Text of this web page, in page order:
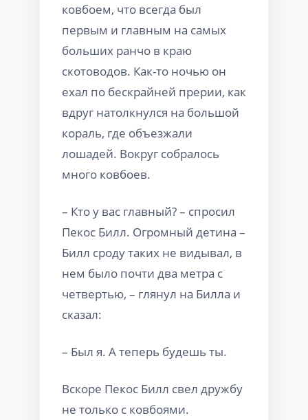
ковбоем, что всегда был
первым и главным на самых
больших ранчо в краю
скотоводов. Как-то ночью он
ехал по бескрайней прерии, как
вдруг натолкнулся на большой
кораль, где объезжали
лошадей. Вокруг собралось
много ковбоев.
– Кто у вас главный? – спросил
Пекос Билл. Огромный детина –
Билл сроду таких не видывал, в
нем было почти два метра с
четвертью, – глянул на Билла и
сказал:
– Был я. А теперь будешь ты.
Вскоре Пекос Билл свел дружбу
не только с ковбоями.